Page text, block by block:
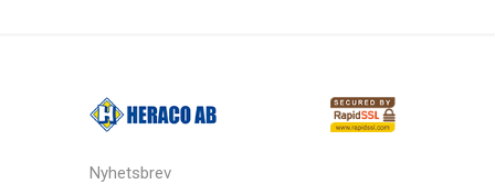
Nyhetsbrev